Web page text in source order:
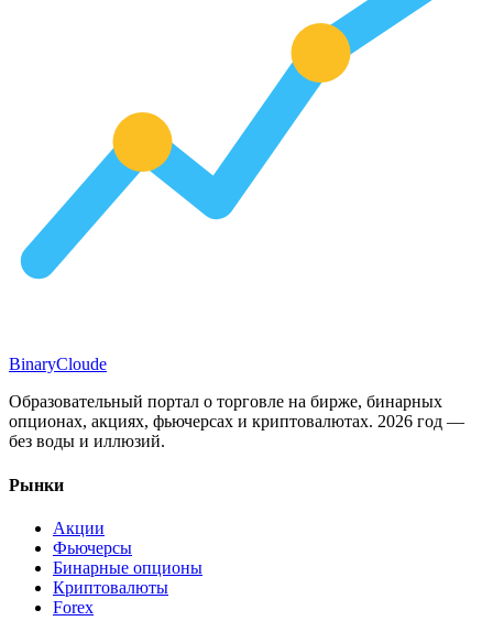
BinaryCloude
Образовательный портал о торговле на бирже, бинарных
опционах, акциях, фьючерсах и криптовалютах. 2026 год —
без воды и иллюзий.
Рынки
Акции
Фьючерсы
Бинарные опционы
Криптовалюты
Forex